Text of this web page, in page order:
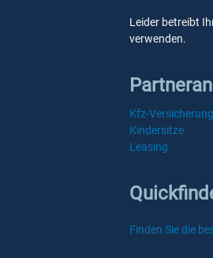
Leider betreibt
verwenden.
Kfz-Versicherung
Kindersitze
Leasing
Finden Sie die